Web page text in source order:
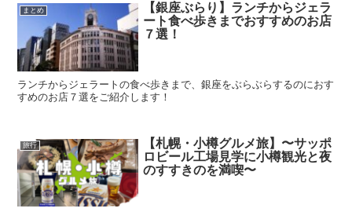
まとめ
【銀座ぶらり】ランチからジェラ
ート食べ歩きまでおすすめのお店
７選！
ランチからジェラートの食べ歩きまで、銀座をぶらぶらするのにおす
すめのお店７選をご紹介します！
旅行
【札幌・小樽グルメ旅】〜サッポ
ロビール工場見学に小樽観光と夜
のすすきのを満喫〜